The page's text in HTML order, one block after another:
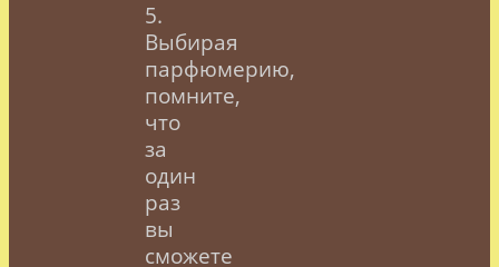
5.
Выбирая
парфюмерию,
помните,
что
за
один
раз
вы
сможете